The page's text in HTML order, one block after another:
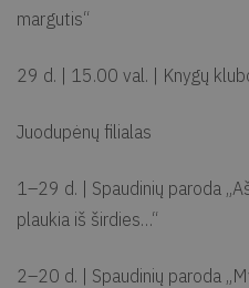
margutis“
29 d. | 15.00 val. | Knygų
Juodupėnų filialas
1–29 d. | Spaudinių paroda
plaukia iš širdies…“
2–20 d. | Spaudinių paroda